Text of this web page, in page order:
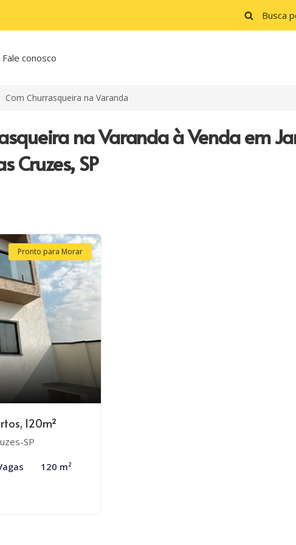
Fale conosco
Com Churrasqueira na Varanda
na Varanda à Venda em
Cruzes, SP
Pronto para Morar
120m²
SP
120 m²